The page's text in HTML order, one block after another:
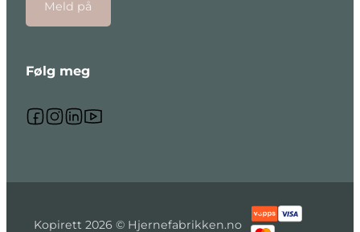
Meld på
Følg meg
Følg meg på Facebook
Følg meg på Instagram
Følg meg på Linkedin
Følg meg på Youtube
Kopirett 2026 © Hjernefabrikken.no